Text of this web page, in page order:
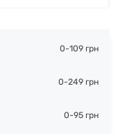
0-109 грн
0-249 грн
0-95 грн